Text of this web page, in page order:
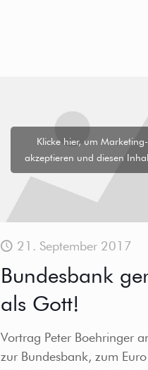
Klicke hier, um
akzeptieren und diesen
21. September 2017
Bundesbank
als Gott!
Vortrag Peter Boehringer
zur Bundesbank, zum